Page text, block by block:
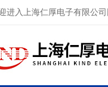
进入上海仁厚电子有限公司